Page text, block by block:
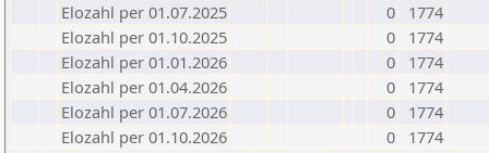
Elozahl per 01.07.2025
0
1774
Elozahl per 01.10.2025
0
1774
Elozahl per 01.01.2026
0
1774
Elozahl per 01.04.2026
0
1774
Elozahl per 01.07.2026
0
1774
Elozahl per 01.10.2026
0 1774